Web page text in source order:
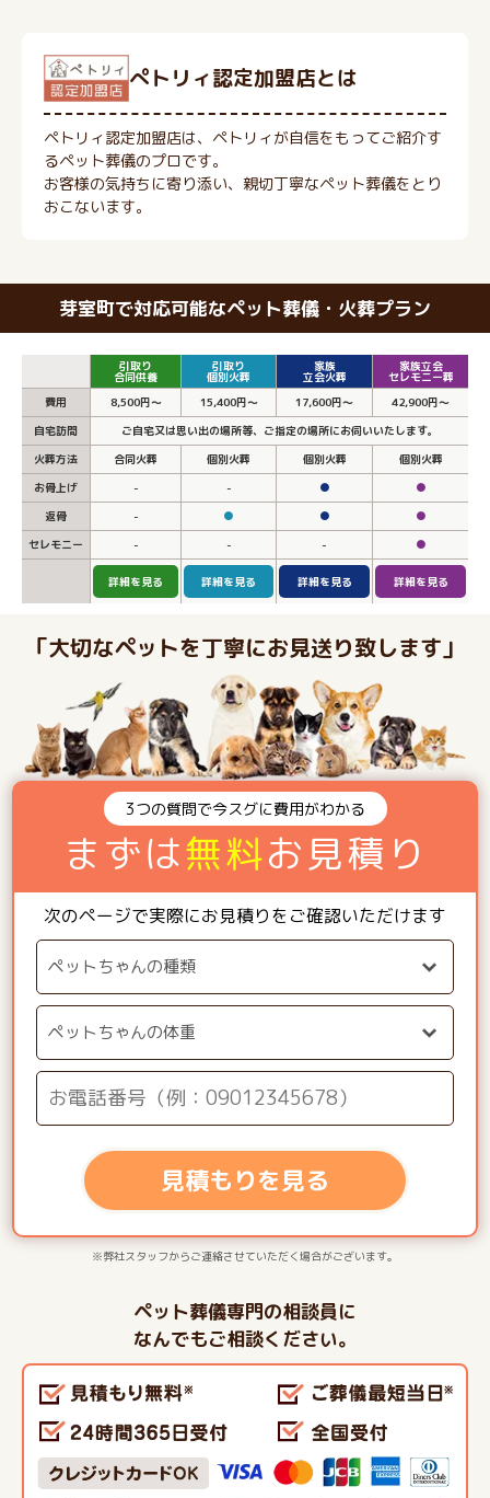
ぺトリィ認定加盟店とは
ペトリィ認定加盟店は、ペトリィが自信をもってご紹介す
るペット葬儀のプロです。
お客様の気持ちに寄り添い、親切丁寧なペット葬儀をとり
おこないます。
芽室町で対応可能なペット葬儀・火葬プラン
引取り
合同供養
引取り
個別火葬
家族
立会火葬
家族立会
セレモニー葬
費用
8,500円～ 15,400円～ 17,600円～
42,900円～
自宅訪問
ご自宅又は思い出の場所等、ご指定の場所にお伺いいたします。
火葬方法
合同火葬 個別火葬 個別火葬
個別火葬
お骨上げ
- - ●
●
返骨
- ● ●
●
セレモニー
- - - ●
詳細を見る 詳細を見る 詳細を見る 詳細を見る
「大切なペットを丁寧にお見送り致します」
3つの質問で今スグに費用がわかる
まずは無料お見積り
次のページで実際にお見積りをご確認いただけます
見積もりを見る
※弊社スタッフからご連絡させていただく場合がございます。
ペット葬儀専門の相談員に
なんでもご相談ください。